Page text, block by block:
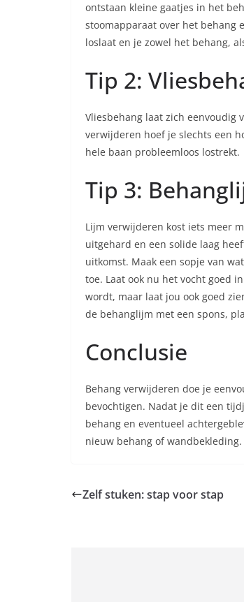
ontstaan kleine gaatjes in het
stoomapparaat over het behang
loslaat en je zowel het behang,
Tip 2:
Vliesbehang laat zich
verwijderen hoef je slechts een
hele baan probleemloos lostrekt.
Tip 3:
Lijm verwijderen kost iets meer
uitgehard en een solide laag
uitkomst. Maak een sopje van
toe. Laat ook nu het vocht goed
wordt, maar laat jou ook goed
de behanglijm met een spons,
Conclusie
Behang verwijderen doe je
bevochtigen. Nadat je dit een
behang en eventueel
nieuw behang of wandbekleding.
Zelf stuken: stap voor stap